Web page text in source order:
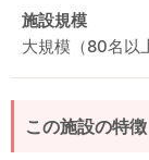
施設規模
大規模（80名以
この施設の特徴